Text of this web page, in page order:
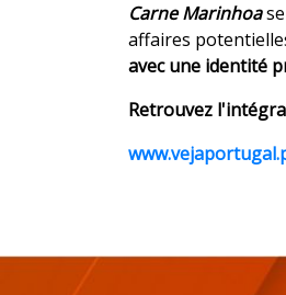
Carne Marinhoa
affaires
avec une identité
Retrouvez